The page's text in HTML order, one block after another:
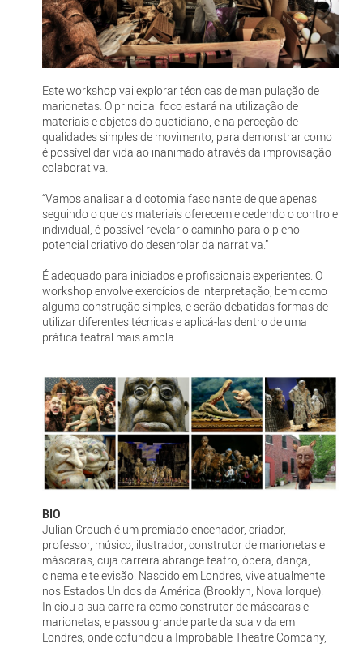
Este workshop vai explorar técnicas de manipulação de
marionetas. O principal foco estará na utilização de
materiais e objetos do quotidiano, e na perceção de
qualidades simples de movimento, para demonstrar como
é possível dar vida ao inanimado através da improvisação
colaborativa.
“Vamos analisar a dicotomia fascinante de que apenas
seguindo o que os materiais oferecem e cedendo o controle
individual, é possível revelar o caminho para o pleno
potencial criativo do desenrolar da narrativa.”
É adequado para iniciados e profissionais experientes. O
workshop envolve exercícios de interpretação, bem como
alguma construção simples, e serão debatidas formas de
utilizar diferentes técnicas e aplicá-las dentro de uma
prática teatral mais ampla.
BIO
Julian Crouch é um premiado encenador, criador,
professor, músico, ilustrador, construtor de marionetas e
máscaras, cuja carreira abrange teatro, ópera, dança,
cinema e televisão. Nascido em Londres, vive atualmente
nos Estados Unidos da América (Brooklyn, Nova Iorque).
Iniciou a sua carreira como construtor de máscaras e
marionetas, e passou grande parte da sua vida em
Londres, onde cofundou a Improbable Theatre Company,